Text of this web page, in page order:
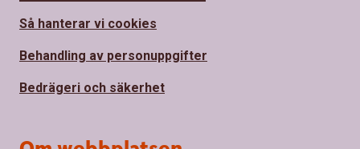
Så hanterar vi cookies
Behandling av personuppgifter
Bedrägeri och säkerhet